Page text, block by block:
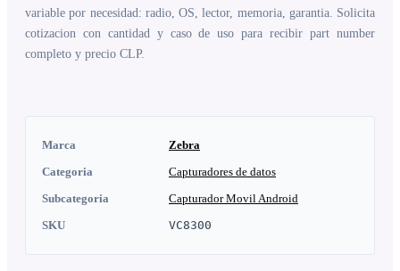
variable por necesidad: radio, OS, lector, memoria, garantia. Solicita
cotizacion con cantidad y caso de uso para recibir part number
completo y precio CLP.
Marca
Zebra
Categoria
Capturadores de datos
Subcategoria
Capturador Movil Android
SKU
VC8300